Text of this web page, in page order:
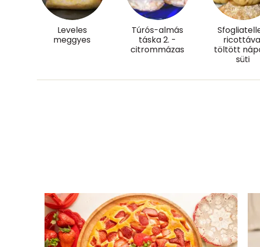
Szénhidrát
Összesen
Élelmi rost
Összesen
A vitamin (RAE):
B6 vitamin:
Leveles
meggyes
Túrós-almás
táska 2. -
citrommázas
töltött
süti